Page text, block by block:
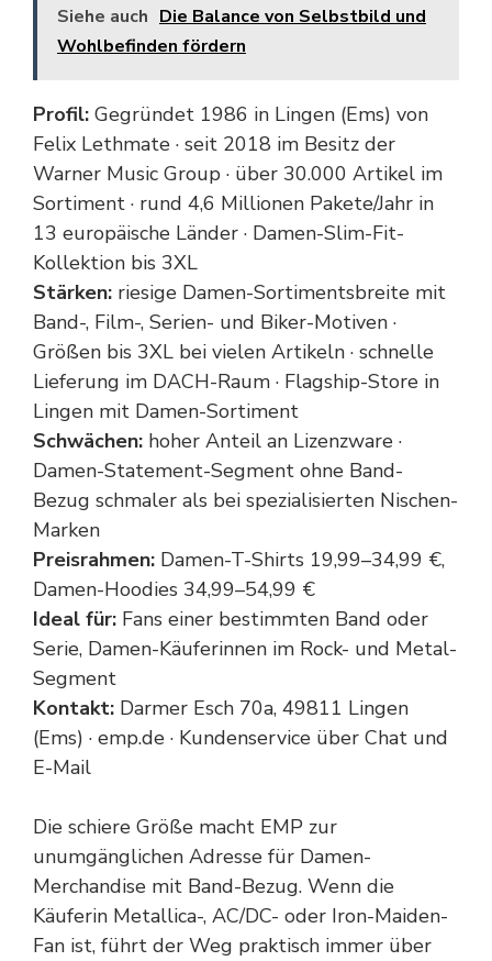
Siehe auch Die Balance von Selbstbild und
Wohlbefinden fördern
Profil: Gegründet 1986 in Lingen (Ems) von
Felix Lethmate · seit 2018 im Besitz der
Warner Music Group · über 30.000 Artikel im
Sortiment · rund 4,6 Millionen Pakete/Jahr in
13 europäische Länder · Damen-Slim-Fit-
Kollektion bis 3XL
Stärken: riesige Damen-Sortimentsbreite mit
Band-, Film-, Serien- und Biker-Motiven ·
Größen bis 3XL bei vielen Artikeln · schnelle
Lieferung im DACH-Raum · Flagship-Store in
Lingen mit Damen-Sortiment
Schwächen: hoher Anteil an Lizenzware ·
Damen-Statement-Segment ohne Band-
Bezug schmaler als bei spezialisierten Nischen-
Marken
Preisrahmen: Damen-T-Shirts 19,99–34,99 €,
Damen-Hoodies 34,99–54,99 €
Ideal für: Fans einer bestimmten Band oder
Serie, Damen-Käuferinnen im Rock- und Metal-
Segment
Kontakt: Darmer Esch 70a, 49811 Lingen
(Ems) · emp.de · Kundenservice über Chat und
E-Mail
Die schiere Größe macht EMP zur
unumgänglichen Adresse für Damen-
Merchandise mit Band-Bezug. Wenn die
Käuferin Metallica-, AC/DC- oder Iron-Maiden-
Fan ist, führt der Weg praktisch immer über